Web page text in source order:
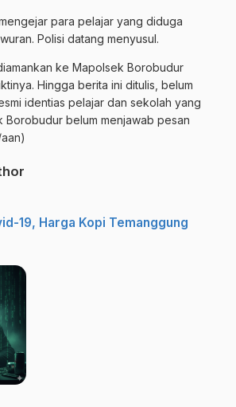
para pelajar yang diduga
Polisi datang menyusul.
ke Mapolsek Borobudur
Hingga berita ini ditulis, belum
identias pelajar dan sekolah yang
Borobudur belum menjawab pesan
19, Harga Kopi Temanggung